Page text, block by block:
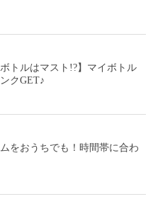
トルはマスト!?】マイボトル
クGET♪
をおうちでも！時間帯に合わ